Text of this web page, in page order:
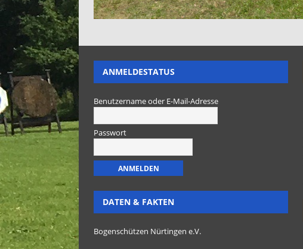
ANMELDESTATUS
Benutzername oder E-Mail-Adresse
Passwort
DATEN & FAKTEN
Bogenschützen Nürtingen e.V.